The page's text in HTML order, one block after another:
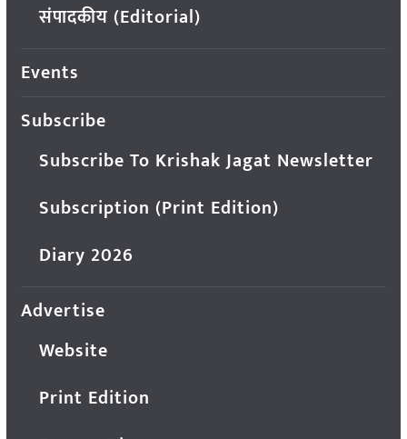
संपादकीय (Editorial)
Events
Subscribe
Subscribe To Krishak Jagat Newsletter
Subscription (Print Edition)
Diary 2026
Advertise
Website
Print Edition